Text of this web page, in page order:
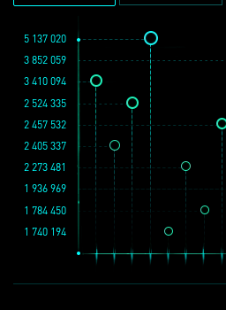
1 936 969
3 852 059
2 457 532
1 784 450
2 273 481
1 740 194
5 137 020
2 524 335
2 405 337
3 410 094